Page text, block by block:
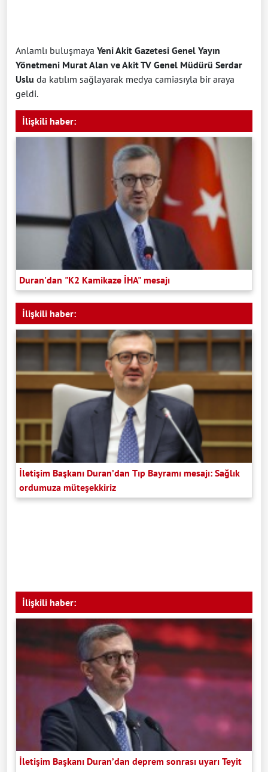
Anlamlı buluşmaya Yeni Akit Gazetesi Genel Yayın
Yönetmeni Murat Alan ve Akit TV Genel Müdürü Serdar
Uslu da katılım sağlayarak medya camiasıyla bir araya
geldi.
İlişkili haber:
Duran'dan "K2 Kamikaze İHA" mesajı
İlişkili haber:
İletişim Başkanı Duran’dan Tıp Bayramı mesajı: Sağlık
ordumuza müteşekkiriz
İlişkili haber:
İletişim Başkanı Duran’dan deprem sonrası uyarı Teyit